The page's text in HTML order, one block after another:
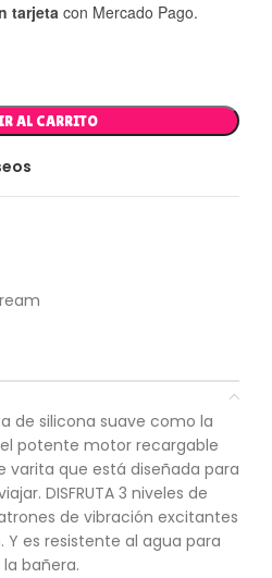
tarjeta con Mercado Pago.
AL CARRITO
de silicona suave como la
potente motor recargable
varita que está diseñada para
DISFRUTA 3 niveles de
de vibración excitantes
es resistente al agua para
la bañera.